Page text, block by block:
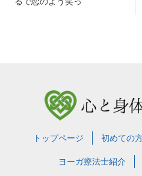
ナ
トップページ 初めての
ヨーガ療法士紹介